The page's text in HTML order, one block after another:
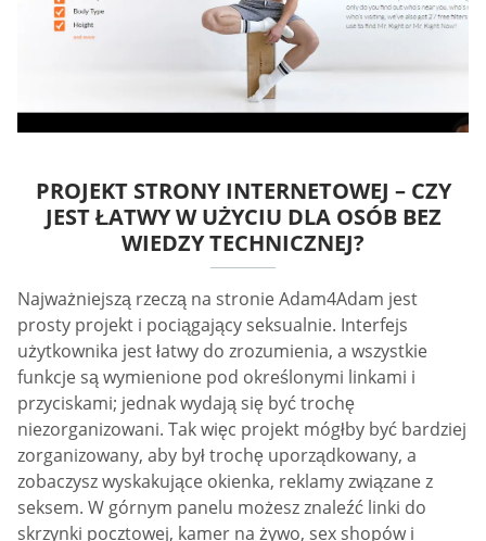
PROJEKT STRONY INTERNETOWEJ – CZY
JEST ŁATWY W UŻYCIU DLA OSÓB BEZ
WIEDZY TECHNICZNEJ?
Najważniejszą rzeczą na stronie Adam4Adam jest
prosty projekt i pociągający seksualnie. Interfejs
użytkownika jest łatwy do zrozumienia, a wszystkie
funkcje są wymienione pod określonymi linkami i
przyciskami; jednak wydają się być trochę
niezorganizowani. Tak więc projekt mógłby być bardziej
zorganizowany, aby był trochę uporządkowany, a
zobaczysz wyskakujące okienka, reklamy związane z
seksem. W górnym panelu możesz znaleźć linki do
skrzynki pocztowej, kamer na żywo, sex shopów i